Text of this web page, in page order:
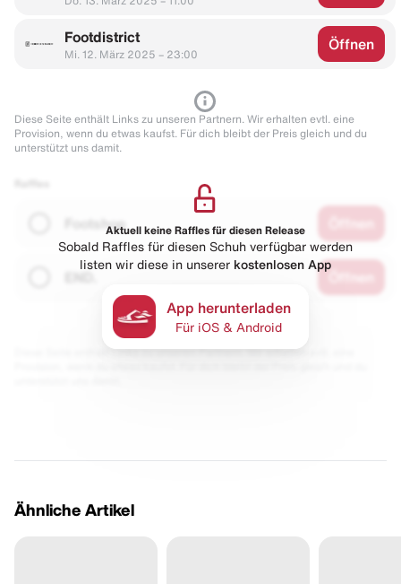
Footdistrict
Mi. 12. März 2025 – 23:00
Öffnen
Diese Seite enthält Links zu unseren Partnern. Wir erhalten evtl. eine
Provision, wenn du etwas kaufst. Für dich bleibt der Preis gleich und du
unterstützt uns damit.
Footshop
Diese Seite enthält Links zu unseren Partnern. Wir erhalten evtl. eine
Aktuell keine Raffles für diesen Release
Sobald Raffles für diesen Schuh verfügbar werden
listen wir diese in unserer kostenlosen App
App herunterladen
Für iOS & Android
Ähnliche Artikel